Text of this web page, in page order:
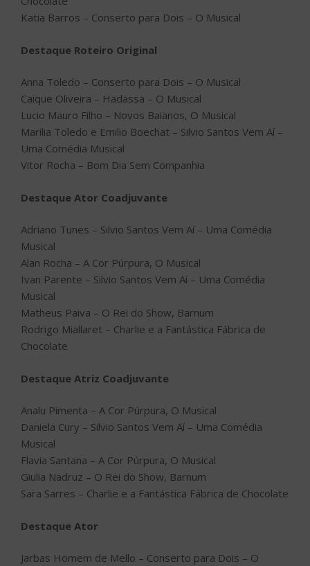
Katia Barros – Conserto para Dois – O Musical
Destaque Roteiro Original
Anna Toledo – Conserto para Dois – O Musical
Caique Oliveira – Hadassa – O Musical
Lucio Mauro Filho – Novos Baianos, O Musical
Marilia Toledo e Emilio Boechat – Silvio Santos Vem Aí –
Uma Comédia Musical
Vitor Rocha – Bom Dia Sem Companhia
Destaque Ator Coadjuvante
Adriano Tunes – Silvio Santos Vem Aí – Uma Comédia
Musical
Alan Rocha – A Cor Púrpura, O Musical
Ivan Parente – Silvio Santos Vem Aí – Uma Comédia
Musical
Matheus Paiva – O Rei do Show, Barnum
Rodrigo Miallaret – Charlie e a Fantástica Fábrica de
Chocolate
Destaque Atriz Coadjuvante
Analu Pimenta – A Cor Púrpura, O Musical
Daniela Cury – Silvio Santos Vem Aí – Uma Comédia
Musical
Flavia Santana – A Cor Púrpura, O Musical
Giulia Nadruz – O Rei do Show, Barnum
Sara Sarres – Charlie e a Fantástica Fábrica de Chocolate
Destaque Ator
Jarbas Homem de Mello – Conserto para Dois – O